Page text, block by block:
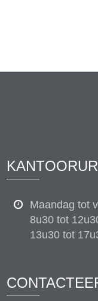
Maandag tot
8u30 tot
13u30 tot